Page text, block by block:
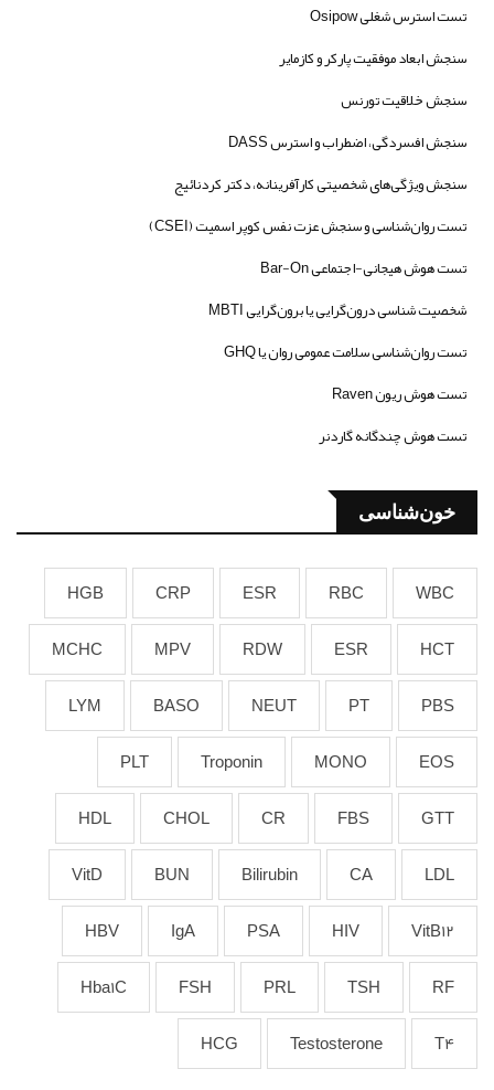
تست استرس شغلی Osipow
سنجش ابعاد موفقیت پارکر و کازمایر
سنجش خلاقیت تورنس
سنجش افسردگی، اضطراب و استرس DASS
سنجش ویژگی‌های شخصیتی کارآفرینانه، دکتر کردنائیج
تست روان‌شناسی و سنجش عزت نفس کوپر اسمیت (CSEI)
تست هوش هیجانی-اجتماعی Bar-On
شخصیت شناسی درون‌گرایی یا برون‌گرایی MBTI
تست روان‌شناسی سلامت عمومی روان یا GHQ
تست هوش ریون Raven
تست هوش چندگانه گاردنر
خون‌شناسی
WBC
RBC
ESR
CRP
HGB
HCT
ESR
RDW
MPV
MCHC
PBS
PT
NEUT
BASO
LYM
EOS
MONO
Troponin
PLT
GTT
FBS
CR
CHOL
HDL
LDL
CA
Bilirubin
BUN
VitD
VitB12
HIV
PSA
IgA
HBV
RF
TSH
PRL
FSH
Hba1C
T4
Testosterone
HCG